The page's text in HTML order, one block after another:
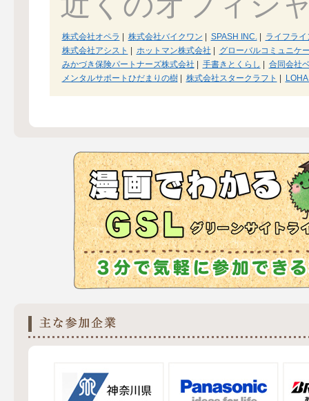
株式会社オペラ 株式会社バイクワン SPASH INC.|
ライフラ
株式会社アシスト
ホットマン株式会社
グローバルコミュニケ
みかづき保険パートナーズ株式会社
手書きとくらし
合同会社
メンタルサポートひだまりの樹| 株式会社スタークラフト